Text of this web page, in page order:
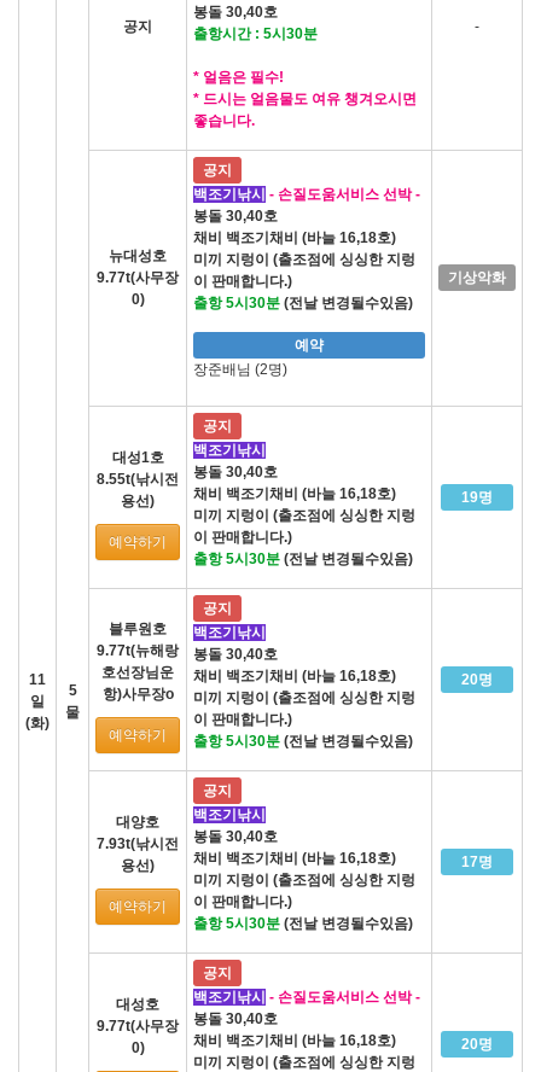
11
일
(화)
5
물
공지
봉돌 30,40호
출항시간 : 5시30분
* 얼음은 필수!
* 드시는 얼음물도 여유 챙겨오시면
좋습니다.
-
뉴대성호
9.77t(사무장
0)
공지
백조기낚시 - 손질도움서비스 선박 -
봉돌 30,40호
채비 백조기채비 (바늘 16,18호)
미끼 지렁이 (출조점에 싱싱한 지렁
이 판매합니다.)
출항 5시30분 (전날 변경될수있음)
예약
장준배님 (2명)
기상악화
대성1호
8.55t(낚시전
용선)
예약하기
공지
백조기낚시
봉돌 30,40호
채비 백조기채비 (바늘 16,18호)
미끼 지렁이 (출조점에 싱싱한 지렁
이 판매합니다.)
출항 5시30분 (전날 변경될수있음)
19명
블루원호
9.77t(뉴해랑
호선장님운
항)사무장o
예약하기
공지
백조기낚시
봉돌 30,40호
채비 백조기채비 (바늘 16,18호)
미끼 지렁이 (출조점에 싱싱한 지렁
이 판매합니다.)
출항 5시30분 (전날 변경될수있음)
20명
대양호
7.93t(낚시전
용선)
예약하기
공지
백조기낚시
봉돌 30,40호
채비 백조기채비 (바늘 16,18호)
미끼 지렁이 (출조점에 싱싱한 지렁
이 판매합니다.)
출항 5시30분 (전날 변경될수있음)
17명
대성호
9.77t(사무장
0)
공지
백조기낚시 - 손질도움서비스 선박 -
봉돌 30,40호
채비 백조기채비 (바늘 16,18호)
미끼 지렁이 (출조점에 싱싱한 지렁
20명